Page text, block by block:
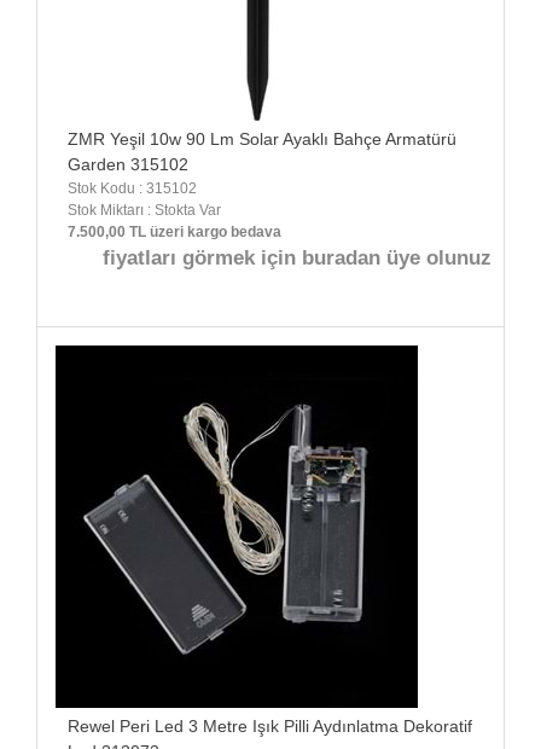
ZMR Yeşil 10w 90 Lm Solar Ayaklı Bahçe Armatürü
Garden 315102
Stok Kodu : 315102
Stok Miktarı : Stokta Var
7.500,00 TL üzeri kargo bedava
fiyatları görmek için buradan üye olunuz
Rewel Peri Led 3 Metre Işık Pilli Aydınlatma Dekoratif